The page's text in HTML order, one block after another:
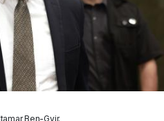
Ben-Gvir.